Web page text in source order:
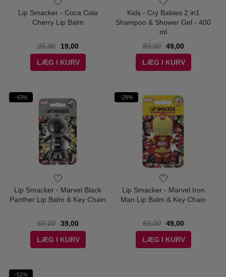
Lip Smacker - Coca Cola
Cherry Lip Balm
25,00
19,00
LÆG I KURV
Kids - Cry Babies 2 in1
Shampoo & Shower Gel - 400
ml
89,00
49,00
LÆG I KURV
-43%
Lip Smacker - Marvel Black
Panther Lip Balm & Key Chain
69,00
39,00
LÆG I KURV
-29%
Lip Smacker - Marvel Iron
Man Lip Balm & Key Chain
69,00
49,00
LÆG I KURV
-51%